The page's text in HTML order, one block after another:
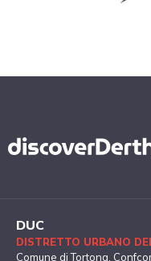
DUC
DISTRETTO URBANO
Comune di Tortona ,